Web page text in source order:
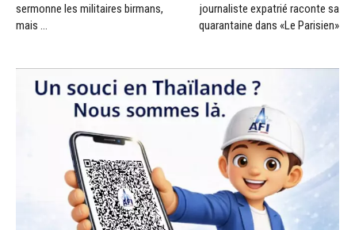
sermonne les militaires birmans,
mais …
journaliste expatrié raconte sa
quarantaine dans «Le Parisien»